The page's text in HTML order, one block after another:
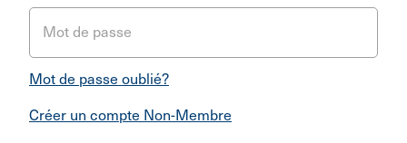
Mot de passe
Mot de passe oublié?
Créer un compte Non-Membre